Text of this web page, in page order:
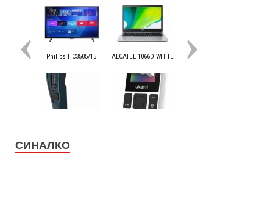
СИНАЛКО